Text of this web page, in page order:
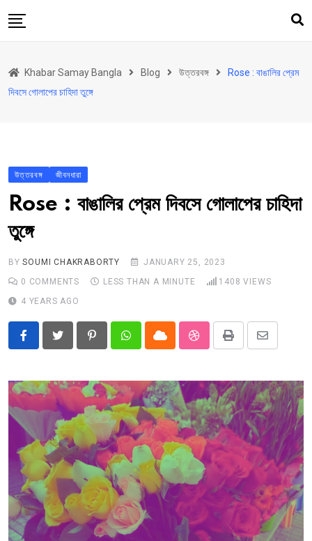
to
উত্তরবঙ্গ
আরও কিছু
Contact
Khabar Samay Bangla Blog উত্তরবঙ্গ
Rose : বাঙালির প্রেম
দিবসে গোলাপের চাহিদা তুঙ্গে
উত্তরবঙ্গ জীবনধারা
Rose : বাঙালির প্রেম দিবসে গোলাপের চাহিদা
তুঙ্গে
BYSOUMI CHAKRABORTY
JANUARY 25, 2023
0 COMMENTS LESS THAN A MINUTE 1408 VIEWS
4 YEARS AGO
PinterestWhatsappCloud StumbleUpon
Print
Share
Email